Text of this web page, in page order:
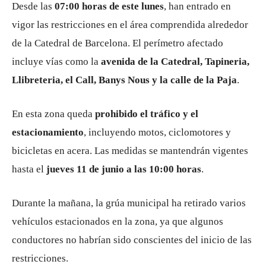
Desde las 07:00 horas de este lunes, han entrado en
vigor las restricciones en el área comprendida alrededor
de la Catedral de Barcelona. El perímetro afectado
incluye vías como la avenida de la Catedral, Tapineria,
Llibreteria, el Call, Banys Nous y la calle de la Paja.
En esta zona queda prohibido el tráfico y el
estacionamiento, incluyendo motos, ciclomotores y
bicicletas en acera. Las medidas se mantendrán vigentes
hasta el jueves 11 de junio a las 10:00 horas.
Durante la mañana, la grúa municipal ha retirado varios
vehículos estacionados en la zona, ya que algunos
conductores no habrían sido conscientes del inicio de las
restricciones.